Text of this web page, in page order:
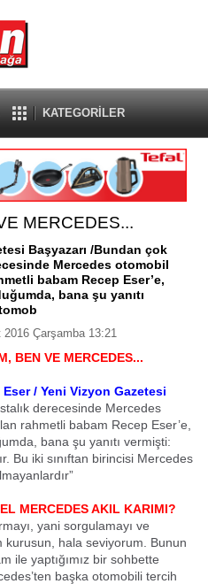
KATEGORİLER
MERCEDES...
Başyazarı /Bundan çok
Mercedes otomobil
babam Recep Eser’e,
bana şu yanıtı
2016 Çarşamba 13:21
BEN VE MERCEDES...
Eser / Yeni Vizyon Gazetesi
derecesinde Mercedes
rahmetli babam Recep Eser’e,
bana şu yanıtı vermişti:
Bu iki sınıftan birincisi Mercedes
MERCEDES AKIL KARIMI?
yani sorgulamayı ve
hala seviyorum. Bunun
ile yaptığımız bir sohbette
başka otomobili tercih